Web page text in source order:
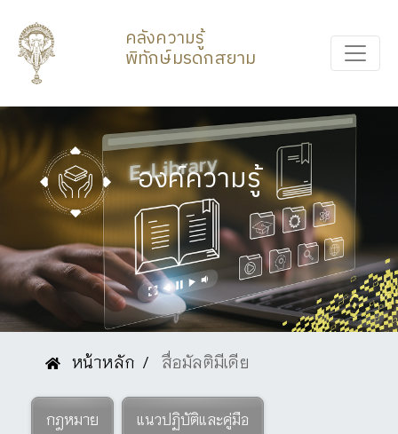
คลังความรู้
พิทักษ์มรดกสยาม
องค์ความรู้
หน้าหลัก สื่อมัลติมีเดีย
กฎหมาย แนวปฏิบัติและคู่มือ